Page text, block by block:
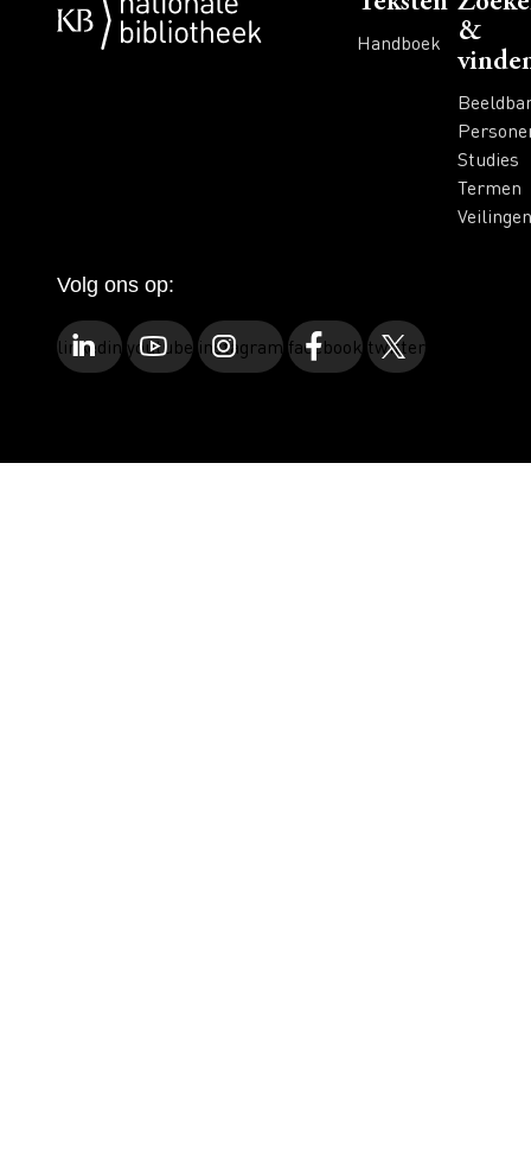
Handboek
&
Studies
Termen
Veilingen
Volg ons op:
linkedinyoutubeinstagramfacebooktwitter